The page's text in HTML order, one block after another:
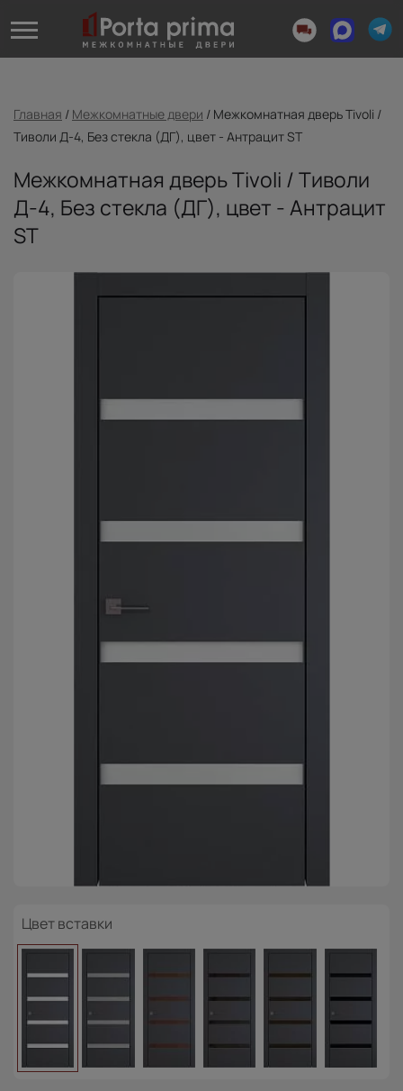
Главная / Межкомнатные двери / Межкомнатная дверь Tivoli /
Тиволи Д-4, Без стекла (ДГ), цвет - Антрацит ST
Межкомнатная дверь Tivoli / Тиволи
Д-4, Без стекла (ДГ), цвет - Антрацит
ST
Цвет вставки